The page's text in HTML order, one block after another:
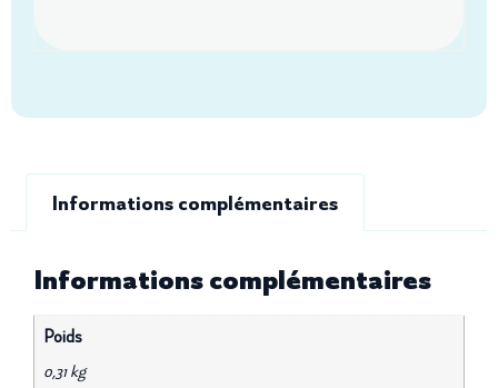
Informations complémentaires
Informations complémentaires
Poids
0,31 kg